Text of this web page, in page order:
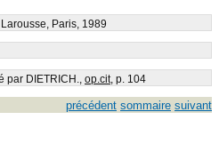
Larousse, Paris, 1989
par DIETRICH., op.cit, p. 104
précédent sommaire suivant